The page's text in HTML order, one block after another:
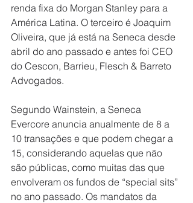
renda fixa do Morgan Stanley para a
América Latina. O terceiro é Joaquim
Oliveira, que já está na Seneca desde
abril do ano passado e antes foi CEO
do Cescon, Barrieu, Flesch & Barreto
Advogados.
Segundo Wainstein, a Seneca
Evercore anuncia anualmente de 8 a
10 transações e que podem chegar a
15, considerando aquelas que não
são públicas, como muitas das que
envolveram os fundos de “special sits”
no ano passado. Os mandatos da